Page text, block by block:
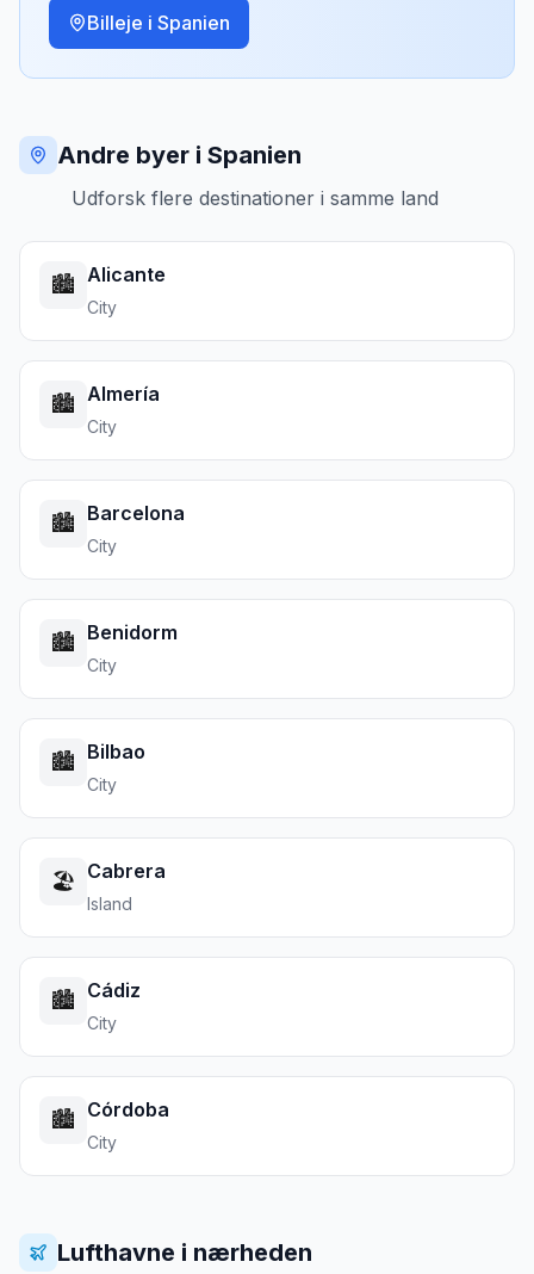
Billeje i Spanien
Andre byer i Spanien
Udforsk flere destinationer i samme land
🏙️ Alicante
City
🏙️ Almería
City
🏙️ Barcelona
City
🏙️ Benidorm
City
🏙️ Bilbao
City
🏖️ Cabrera
Island
🏙️ Cádiz
City
🏙️ Córdoba
City
Lufthavne i nærheden